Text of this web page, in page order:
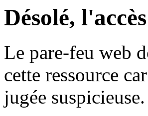
Désolé,
Le pare-feu web
cette ressource
jugée suspicieuse.